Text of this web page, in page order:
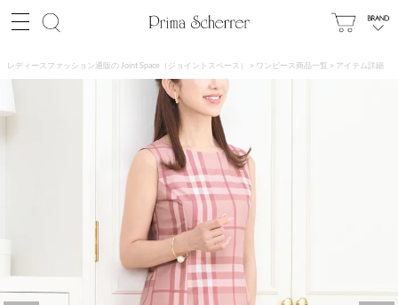
レディースファッション通販の Joint Space（ジョイントスペース） ワンピース商品一覧 アイテム詳細